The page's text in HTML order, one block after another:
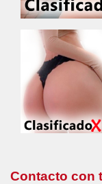
Contacto con